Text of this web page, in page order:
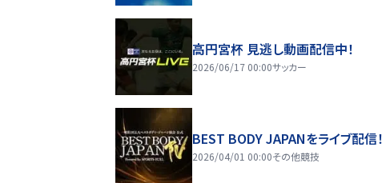
高円宮杯 見逃し動画配信中！
2026/06/17 00:00サッカー
BEST BODY JAPANをライブ配信！
2026/04/01 00:00その他競技